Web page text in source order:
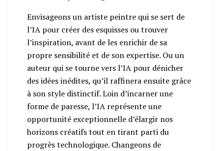
Envisageons un artiste peintre qui se sert de
l’IA pour créer des esquisses ou trouver
l’inspiration, avant de les enrichir de sa
propre sensibilité et de son expertise. Ou un
auteur qui se tourne vers l’IA pour dénicher
des idées inédites, qu’il raffinera ensuite grâce
à son style distinctif. Loin d’incarner une
forme de paresse, l’IA représente une
opportunité exceptionnelle d’élargir nos
horizons créatifs tout en tirant parti du
progrès technologique. Changeons de